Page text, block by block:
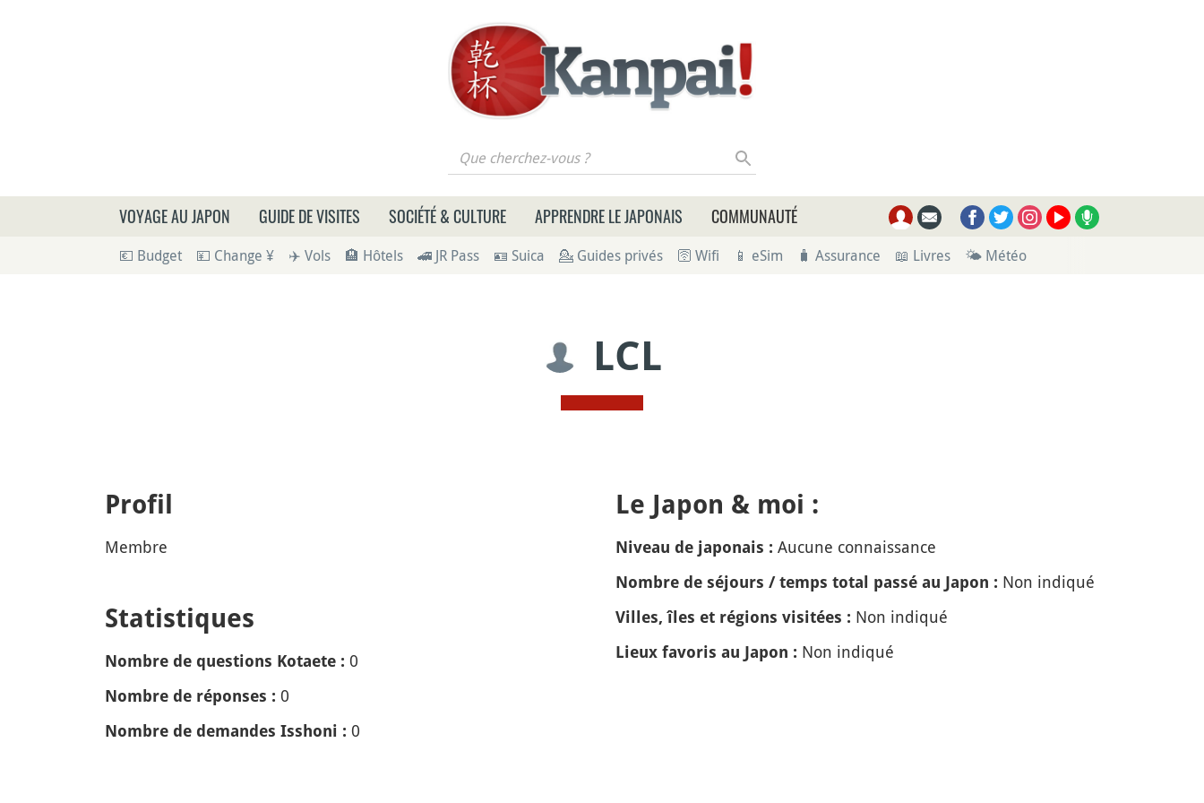
Que cherchez-vous ?
VOYAGE AU JAPON GUIDE DE VISITES SOCIÉTÉ & CULTURE APPRENDRE LE JAPONAIS COMMUNAUTÉ
💶 Budget 💴 Change ¥ ✈️ Vols 🏨 Hôtels 🚄 JR Pass 🪪 Suica 💁 Guides privés 🛜 Wifi 📱 eSim 🧳 Assurance 📖 Livres 🌤 Météo
LCL
Profil
Membre
Statistiques
Nombre de questions Kotaete : 0
Nombre de réponses : 0
Nombre de demandes Isshoni : 0
Le Japon & moi :
Niveau de japonais : Aucune connaissance
Nombre de séjours / temps total passé au Japon : Non indiqué
Villes, îles et régions visitées : Non indiqué
Lieux favoris au Japon : Non indiqué